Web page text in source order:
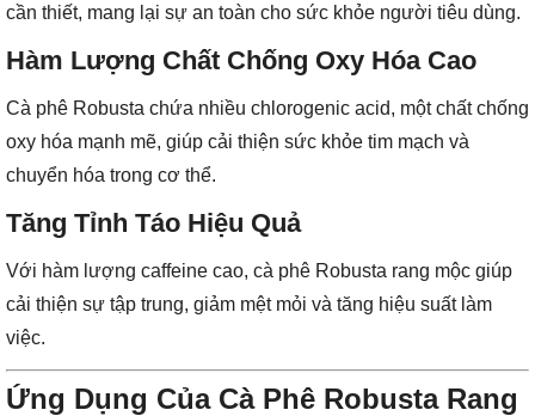
cần thiết, mang lại sự an toàn cho sức khỏe người tiêu dùng.
Hàm Lượng Chất Chống Oxy Hóa Cao
Cà phê Robusta chứa nhiều chlorogenic acid, một chất chống
oxy hóa mạnh mẽ, giúp cải thiện sức khỏe tim mạch và
chuyển hóa trong cơ thể.
Tăng Tỉnh Táo Hiệu Quả
Với hàm lượng caffeine cao, cà phê Robusta rang mộc giúp
cải thiện sự tập trung, giảm mệt mỏi và tăng hiệu suất làm
việc.
Ứng Dụng Của Cà Phê Robusta Rang